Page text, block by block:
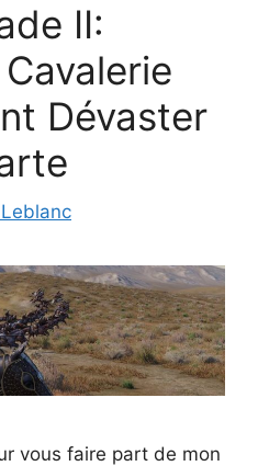
II:
Dévaster
vous faire part de mon